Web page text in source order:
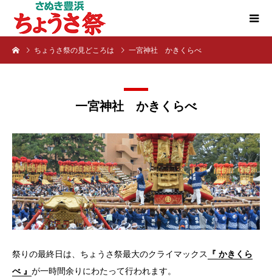
ちょうさ祭の見どころは 一宮神社 かきくらべ
一宮神社 かきくらべ
祭りの最終日は、ちょうさ祭最大のクライマックス
『 かきくら
べ 』 が一時間余りにわたって行われます。